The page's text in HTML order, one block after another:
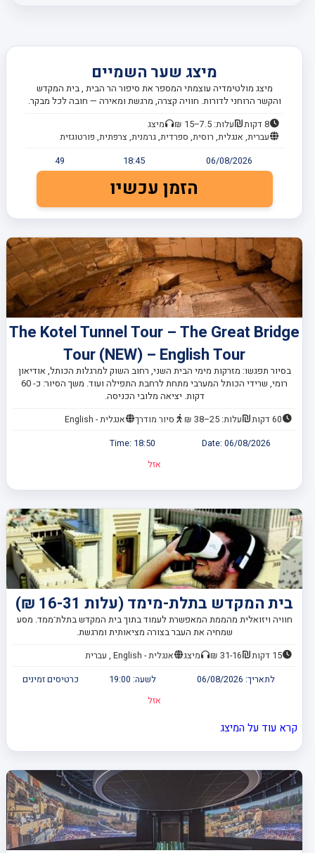
מיצג שער השמיים
מיצג מולטימדיה עוצמתי המספר את סיפור הר הבית , בית המקדש
והקשר הרוחני לדורות. חוויה קצרה, מרגשת ומאירה — חובה לכל מבקר.
8 דקות עלות: 7.5–15 ₪
מיצג
עברית, אנגלית, רוסית, ספרדית, גרמנית, צרפתית, פורטוגזית
06/08/2026
18:45
49
הזמן עכשיו
The Kotel Tunnel Tour – The Great Bridge
Tour (NEW) – English Tour
בסיור תפגשו: מזרקות מימי הבית השני, רחוב השוק למרגלות הכותל, אודיאון
רומי, שרידי הכותל המערבי מתחת לרחבת התפילה ועוד. משך הסיור: כ- 60
דקות. יציאה מלובי הכניסה.
60 דקות עלות: 25–38 ₪ סיור מודרך
אנגלית - English
Date: 06/08/2026
Time: 18:50
אזל
בית המקדש בתלת-מימד (עלות 16-31 ₪)
חוויה ויזואלית מהממת המאפשרת לעמוד בתוך בית המקדש בתלת־ממד. מסע
שמחיה את העבר בצורה מציאותית ומרגשת.
15 דקות 31-16 ₪ מיצג
אנגלית - English , עברית
לתאריך: 06/08/2026 לשעה: 19:00
כרטיסים זמינים
אזל
קרא עוד על המיצג